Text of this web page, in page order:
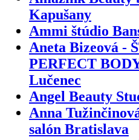
Kapušany
Ammi štúdio
Aneta Bizeová -
PERFECT
Lučenec
Angel Beauty
Anna
salón Bratislava